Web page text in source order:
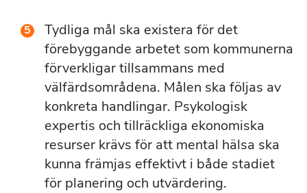
Tydliga mål ska existera för det
förebyggande arbetet som kommunerna
förverkligar tillsammans med
välfärdsområdena. Målen ska följas av
konkreta handlingar. Psykologisk
expertis och tillräckliga ekonomiska
resurser krävs för att mental hälsa ska
kunna främjas effektivt i både stadiet
för planering och utvärdering.